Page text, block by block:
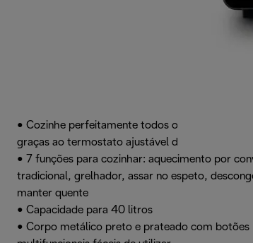
• Cozinhe perfeitamente todos os tipos de
graças ao termostato ajustável dos 80 °C aos
• 7 funções para cozinhar: aquecimento por
tradicional, grelhador, assar no espeto,
manter quente
• Capacidade para 40 litros
• Corpo metálico preto e prateado com botões